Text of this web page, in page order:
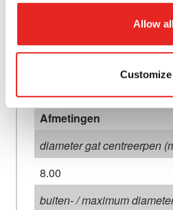
Allow
Customize
aansluiting 1 maat
Afmetingen
diameter gat centreerpen
8.00
buiten- / maximum